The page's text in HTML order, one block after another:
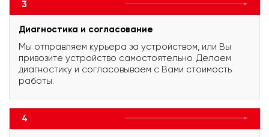
3
Диагностика и согласование
Мы отправляем курьера за устройством, или Вы
привозите устройство самостоятельно. Делаем
диагностику и согласовываем с Вами стоимость
работы.
4